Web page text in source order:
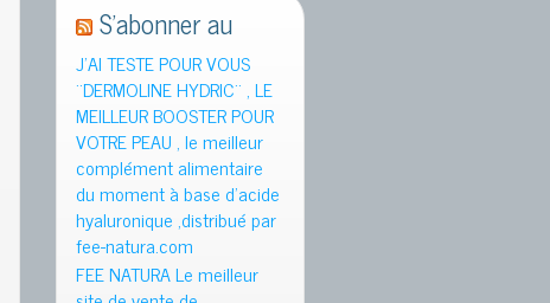
S’abonner au
J’AI TESTE POUR VOUS
¨DERMOLINE HYDRIC¨ , LE
MEILLEUR BOOSTER POUR
VOTRE PEAU , le meilleur
complément alimentaire
du moment à base d’acide
hyaluronique ,distribué par
fee-natura.com
FEE NATURA Le meilleur